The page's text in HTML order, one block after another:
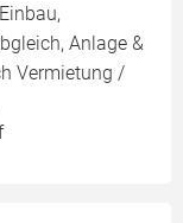
Anlage &
Vermietung /